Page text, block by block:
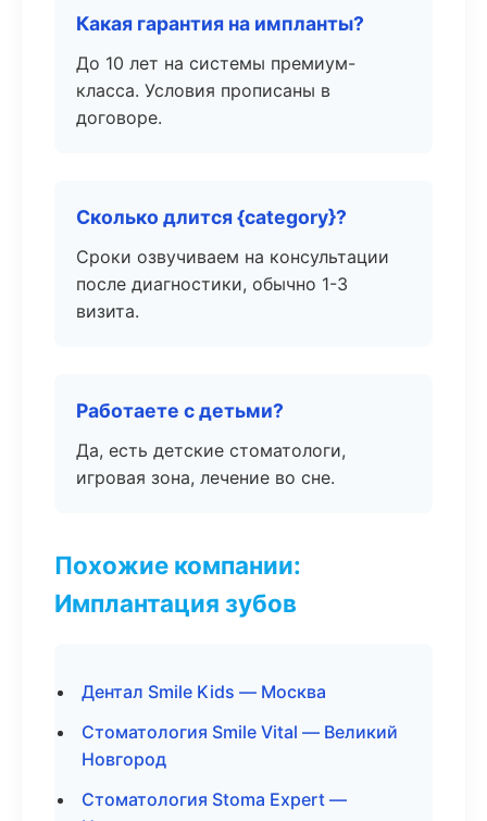
Какая гарантия на импланты?
До 10 лет на системы премиум-
класса. Условия прописаны в
договоре.
Сколько длится {category}?
Сроки озвучиваем на консультации
после диагностики, обычно 1-3
визита.
Работаете с детьми?
Да, есть детские стоматологи,
игровая зона, лечение во сне.
Похожие компании:
Имплантация зубов
Дентал Smile Kids — Москва
Стоматология Smile Vital — Великий
Новгород
Стоматология Stoma Expert —